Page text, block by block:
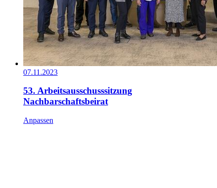
07.11.2023
53. Arbeitsausschusssitzung
Nachbarschaftsbeirat
Anpassen